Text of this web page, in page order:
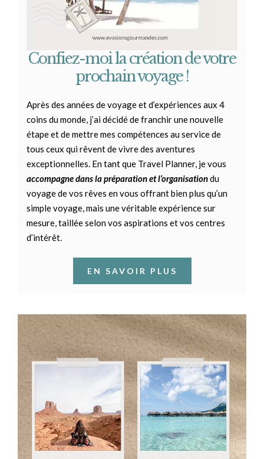
Confiez-moi la création de votre
prochain voyage !
Après des années de voyage et d’expériences aux 4
coins du monde, j’ai décidé de franchir une nouvelle
étape et de mettre mes compétences au service de
tous ceux qui rêvent de vivre des aventures
exceptionnelles. En tant que Travel Planner, je vous
accompagne dans la préparation et l’organisationdu
voyage de vos rêves en vous offrant bien plus qu’un
simple voyage, mais une véritable expérience sur
mesure, taillée selon vos aspirations et vos centres
d’intérêt.
EN SAVOIR PLUS